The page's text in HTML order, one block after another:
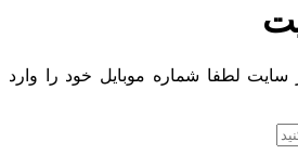
لطفا شماره موبایل خود را وارد